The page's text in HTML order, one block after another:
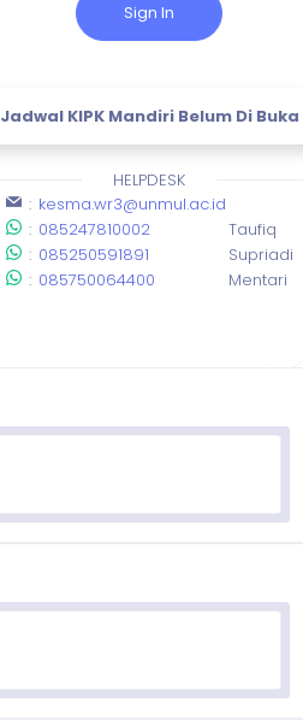
Sign In
Jadwal KIPK Mandiri Belum Di Buka
HELPDESK
: kesma.wr3@unmul.ac.id
: 085247810002
Taufiq
: 085250591891
Supriadi
: 085750064400 Mentari